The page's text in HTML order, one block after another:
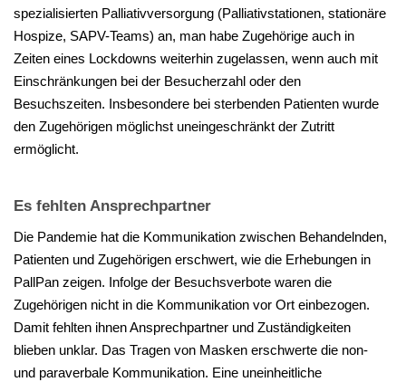
spezialisierten Palliativversorgung (Palliativstationen, stationäre
Hospize, SAPV-Teams) an, man habe Zugehörige auch in
Zeiten eines Lockdowns weiterhin zugelassen, wenn auch mit
Einschränkungen bei der Besucherzahl oder den
Besuchszeiten. Insbesondere bei sterbenden Patienten wurde
den Zugehörigen möglichst uneingeschränkt der Zutritt
ermöglicht.
Es fehlten Ansprechpartner
Die Pandemie hat die Kommunikation zwischen Behandelnden,
Patienten und Zugehörigen erschwert, wie die Erhebungen in
PallPan zeigen. Infolge der Besuchsverbote waren die
Zugehörigen nicht in die Kommunikation vor Ort einbezogen.
Damit fehlten ihnen Ansprechpartner und Zuständigkeiten
blieben unklar. Das Tragen von Masken erschwerte die non-
und paraverbale Kommunikation. Eine uneinheitliche